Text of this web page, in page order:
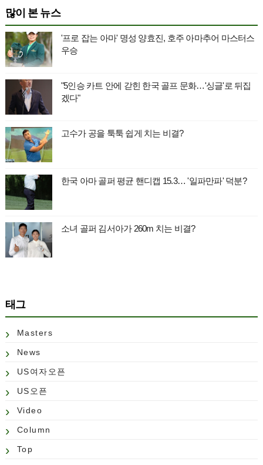
많이 본 뉴스
'프로 잡는 아마' 명성 양효진, 호주 아마추어 마스터스
우승
"5인승 카트 안에 갇힌 한국 골프 문화…'싱글'로 뒤집
겠다"
고수가 공을 툭툭 쉽게 치는 비결?
한국 아마 골퍼 평균 핸디캡 15.3… '일파만파' 덕분?
소녀 골퍼 김서아가 260m 치는 비결?
태그
Masters
News
US여자오픈
US오픈
Video
Column
Top